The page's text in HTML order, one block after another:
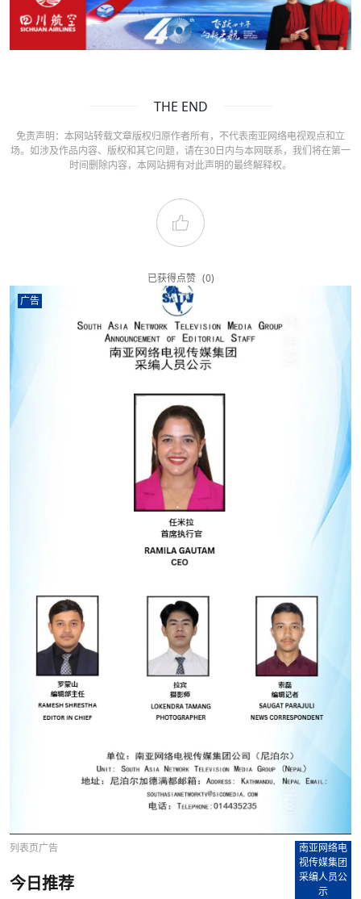
THE END
免责声明：本网站转载文章版权归原作者所有，不代表南亚网络电视观点和立
场。如涉及作品内容、版权和其它问题，请在30日内与本网联系，我们将在第一
时间删除内容，本网站拥有对此声明的最终解释权。
已获得点赞 (0)
广告
列表页广告
南亚网络电
视传媒集团
采编人员公
示
今日推荐